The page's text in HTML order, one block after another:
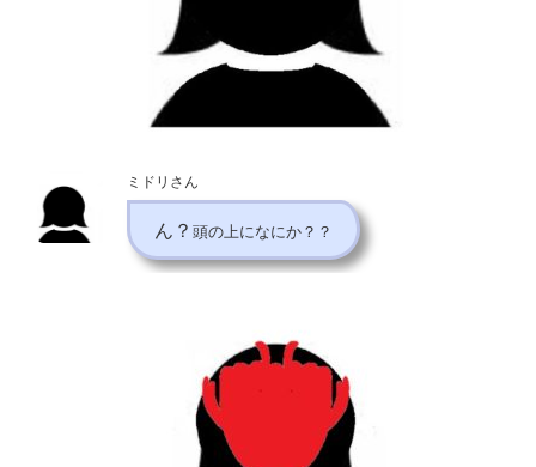
ミドリさん
ん？ 頭の上になにか？？